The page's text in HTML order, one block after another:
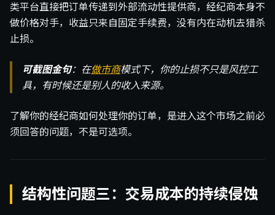
类平台直接把订单传递到外部流动性提供商，经纪商本身不
做价格对手，收益只来自固定手续费，没有内在动机去猎杀
止损。
可截图金句：在做市商模式下，你的止损不只是风控工
具，有时候还是别人的收入来源。
了解你的经纪商如何处理你的订单，是进入这个市场之前必
须回答的问题，不是可选项。
结构性问题三：交易成本的持续侵蚀